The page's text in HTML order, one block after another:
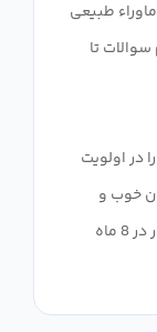
طبیعی
تا
در اولویت
خوب و
شخصیت های عالی دارد. من باید حداقل 8 بار در 8 ماه